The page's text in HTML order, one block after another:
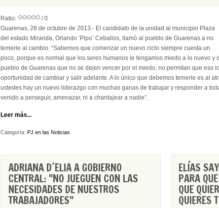
Ratio:
/ 0
Guarenas, 28 de octubre de 2013.- El candidato de la unidad al municipio Plaza
del estado Miranda, Orlando ‘Pipo’ Ceballos, llamó al pueblo de Guarenas a no
temerle al cambio. “Sabemos que comenzar un nuevo ciclo siempre cuesta un
poco, porque es normal que los seres humanos le tengamos miedo a lo nuevo y
pueblo de Guarenas que no se dejen vencer por el miedo, no permitan que eso
oportunidad de cambiar y salir adelante. A lo único que debemos temerle es al
ustedes hay un nuevo liderazgo con muchas ganas de trabajar y responder a
venido a perseguir, amenazar, ni a chantajear a nadie”.
Leer más...
Categoría: PJ en las Noticias
ADRIANA D´ELIA A GOBIERNO
CENTRAL: "NO JUEGUEN CON LAS
NECESIDADES DE NUESTROS
TRABAJADORES"
ELÍAS
PARA
QUE
QUIERES